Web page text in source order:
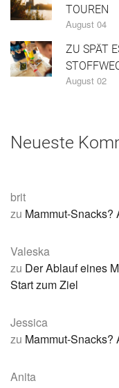
TOUREN
August 04
ZU SPÄT
August 02
Neueste
brit
zu Mammut-Snacks?
Valeska
zu Der Ablauf eines
Start zum Ziel
Jessica
zu Mammut-Snacks?
Anita